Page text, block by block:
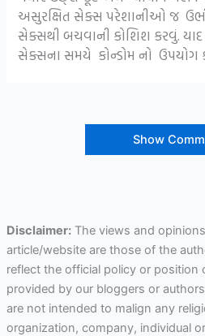
અસુરક્ષિત સેક્સ પરેશાનીઓ જ
સેક્સથી બચવાની કોશિશ કરવું.
સેક્સના સમયે કોન્ડોમ નો ઉપયોગ
Show
Disclaimer:The views and
article/website are those of the
reflect the official policy or position
provided by our bloggers or
are not intended to malign any
organization, company, individual